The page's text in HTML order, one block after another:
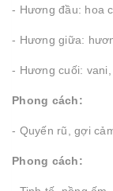
- Hương đầu: hoa
- Hương giữa:
- Hương cuối: vani,
Phong cách:
- Quyến rũ, gợi
Phong cách: